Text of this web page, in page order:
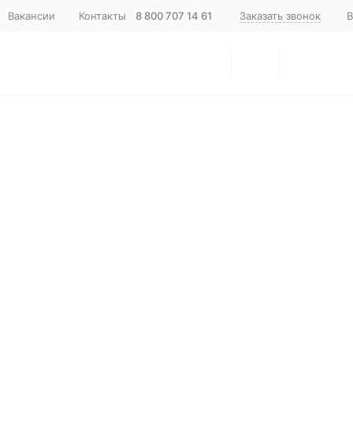
Вакансии Контакты 8 800 707 14 61 Заказать звонок